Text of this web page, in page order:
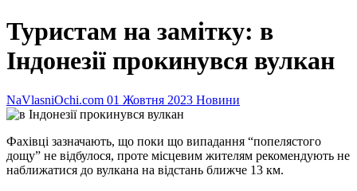
Туристам на замітку: в
Індонезії прокинувся вулкан
NaVlasniOchi.com 01 Жовтня 2023 Новини
Фахівці зазначають, що поки що випадання “попелястого
дощу” не відбулося, проте місцевим жителям рекомендують не
наближатися до вулкана на відстань ближче 13 км.